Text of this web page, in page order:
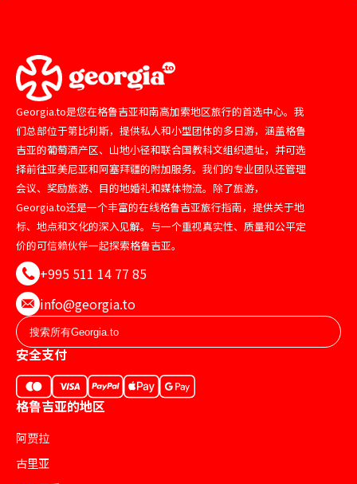
Georgia.to是您在格鲁吉亚和南高加索地区旅行的首选中心。我
们总部位于第比利斯，提供私人和小型团体的多日游，涵盖格鲁
吉亚的葡萄酒产区、山地小径和联合国教科文组织遗址，并可选
择前往亚美尼亚和阿塞拜疆的附加服务。我们的专业团队还管理
会议、奖励旅游、目的地婚礼和媒体物流。除了旅游，
Georgia.to还是一个丰富的在线格鲁吉亚旅行指南，提供关于地
标、地点和文化的深入见解。与一个重视真实性、质量和公平定
价的可信赖伙伴一起探索格鲁吉亚。
+995 511 14 77 85
info@georgia.to
安全支付
格鲁吉亚的地区
阿贾拉
古里亚